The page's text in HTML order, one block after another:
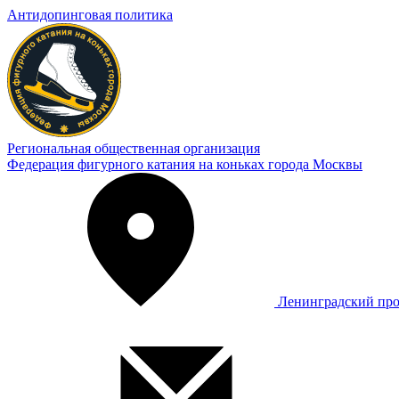
Антидопинговая политика
Региональная общественная организация
Федерация фигурного катания на коньках города Москвы
Ленинградский